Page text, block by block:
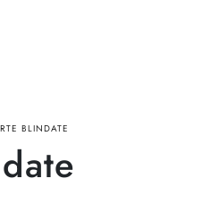
BLINDATE